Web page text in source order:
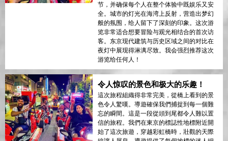
节，并确保每个人在整个体验中既娱乐又安
全。城市的灯光在海湾上反射，营造出梦幻
般的氛围，给人留下了深刻的印象。这次游
览非常适合想要冒险与观光相结合的首次访
客。东京现代建筑与历史区域之间的对比在
夜灯中展现得淋漓尽致。我会强烈推荐这次
游览给任何人！
令人惊叹的景色和极大的乐趣！
這次旅程組織得非常完美，從橋上看到的景
色令人驚嘆。導遊確保我們捕捉到每一個難
忘的瞬間。這是一段從頭到尾都令人難以置
信的旅程。我們在東京的標誌性地標附近開
始了這次旅遊，穿越彩虹橋時，壯觀的天際